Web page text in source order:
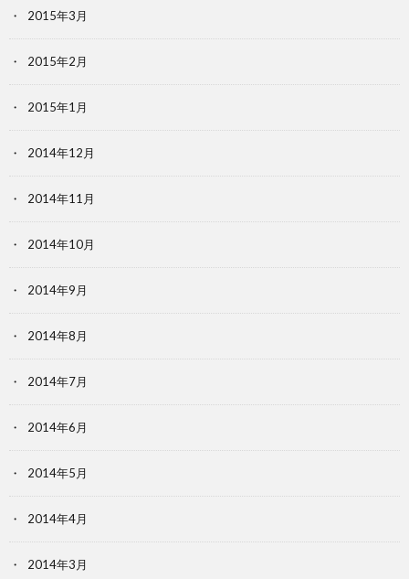
2015年3月
2015年2月
2015年1月
2014年12月
2014年11月
2014年10月
2014年9月
2014年8月
2014年7月
2014年6月
2014年5月
2014年4月
2014年3月